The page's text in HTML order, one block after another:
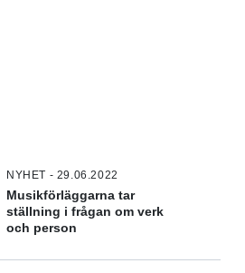
NYHET - 29.06.2022
Musikförläggarna tar
ställning i frågan om verk
och person